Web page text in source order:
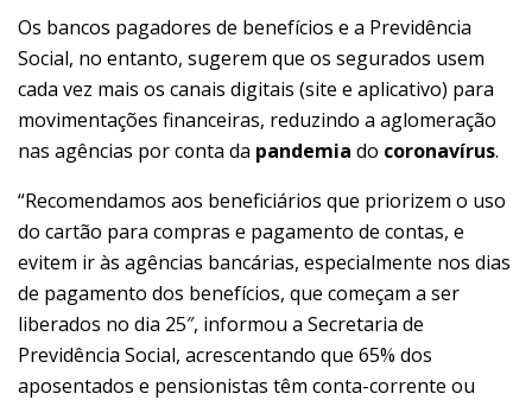
Os bancos pagadores de benefícios e a Previdência
Social, no entanto, sugerem que os segurados usem
cada vez mais os canais digitais (site e aplicativo) para
movimentações financeiras, reduzindo a aglomeração
nas agências por conta da pandemia do coronavírus.
“Recomendamos aos beneficiários que priorizem o uso
do cartão para compras e pagamento de contas, e
evitem ir às agências bancárias, especialmente nos dias
de pagamento dos benefícios, que começam a ser
liberados no dia 25″, informou a Secretaria de
Previdência Social, acrescentando que 65% dos
aposentados e pensionistas têm conta-corrente ou